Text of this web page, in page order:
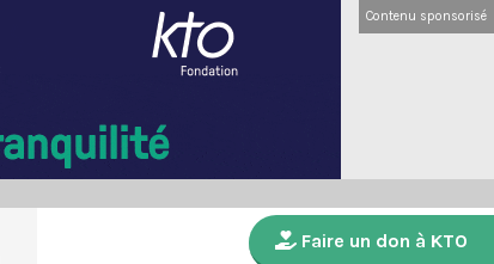
Contenu sponsorisé
Faire un don à KTO